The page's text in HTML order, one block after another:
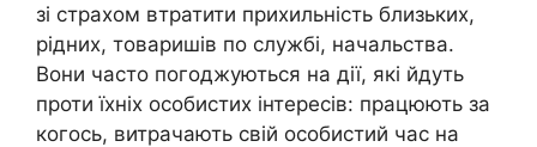
зі страхом втратити прихильність близьких,
рідних, товаришів по службі, начальства.
Вони часто погоджуються на дії, які йдуть
проти їхніх особистих інтересів: працюють за
когось, витрачають свій особистий час на